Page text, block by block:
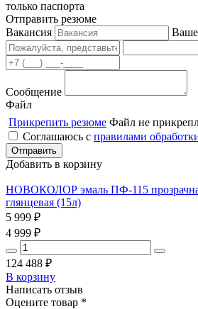
только паспорта
Отправить резюме
Вакансия
Сообщение
Файл
Прикрепить резюме Файл не
Соглашаюсь с правилами
Добавить в корзину
НОВОКОЛОР эмаль ПФ-115
глянцевая (15л)
5 999 ₽
4 999 ₽
124 488 ₽
В корзину
Написать отзыв
Оцените товар *